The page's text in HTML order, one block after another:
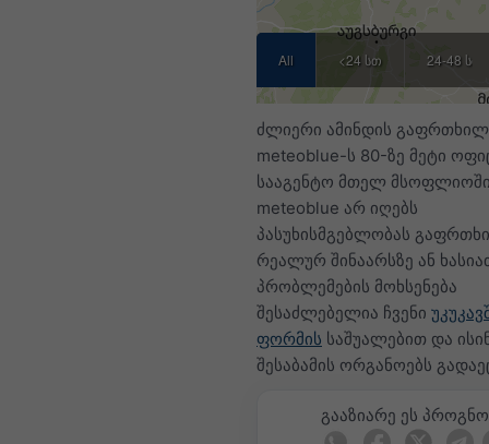
All <24 სთ 24-48 სთ
ძლიერი ამინდის
meteoblue-ს 80-ზე მეტი
სააგენტო მთელ
meteoblue არ იღებს
პასუხისმგებლობას
რეალურ შინაარსზე ან
პრობლემების მოხსენება
შესაძლებელია ჩვენი
ფორმის საშუალებით და
შესაბამის ორგანოებს
გააზიარე ეს